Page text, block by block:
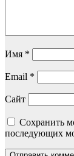
Имя *
Email *
Сайт
Сохранить
последующих